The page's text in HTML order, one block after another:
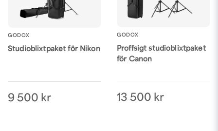
GODOX
Studioblixtpaket för Nikon
9 500 kr
GODOX
Proffsigt studioblixtpaket
för Canon
13 500 kr